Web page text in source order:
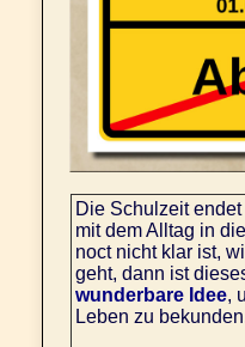
Die Schulzeit
mit dem Alltag in
noct nicht klar ist,
geht, dann ist
wunderbare Idee,
Leben zu